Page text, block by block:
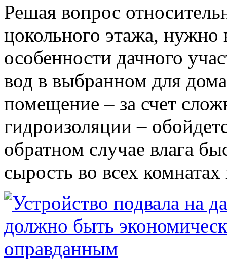
Решая вопрос
цокольного этажа, нужно
особенности дачного
вод в выбранном для
помещение – за счет
гидроизоляции –
обратном случае влага
сырость во всех